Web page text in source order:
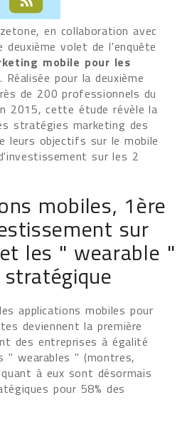
en collaboration avec
deuxième volet de l'enquête
mobile pour les
Réalisée pour la deuxième
de 200 professionnels du
2015, cette étude révèle la
stratégies marketing des
leurs objectifs sur le mobile
sur les 2
mobiles, 1ère
sur
les " wearable "
applications mobiles pour
deviennent la première
des entreprises à égalité
" wearables " (montres,
à eux sont désormais
pour 58% des